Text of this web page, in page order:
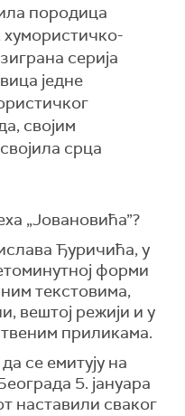
породица
серија
једне
својим
срца
„Јовановића”?
Ђуричића, у
форми
текстовима,
вештој режији и у
приликама.
да се емитују на
5. јануара
наставили сваког